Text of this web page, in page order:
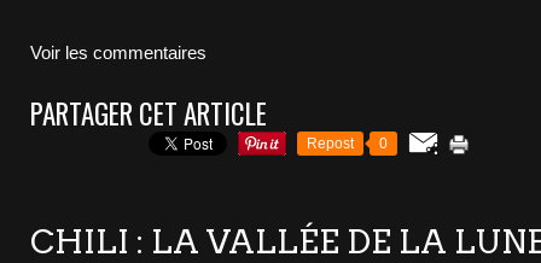
Voir les commentaires
PARTAGER CET ARTICLE
Repost 0
CHILI : LA VALLÉE DE LA